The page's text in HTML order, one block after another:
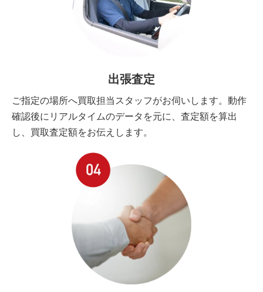
出張査定
ご指定の場所へ買取担当スタッフがお伺いします。動作
確認後にリアルタイムのデータを元に、査定額を算出
し、買取査定額をお伝えします。